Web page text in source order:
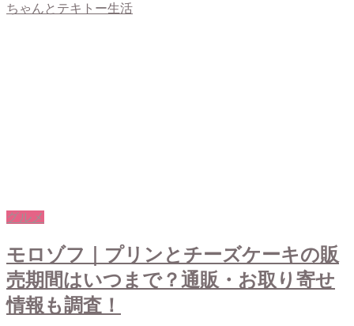
ちゃんとテキトー生活
グルメ
モロゾフ｜プリンとチーズケーキの販
売期間はいつまで？通販・お取り寄せ
情報も調査！